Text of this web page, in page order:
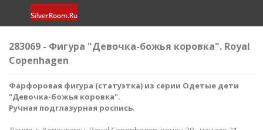
283069 - Фигура "Девочка-божья коровка​". Royal
Copenhagen
Фарфоровая фигура (статуэтка) из серии Одетые дети
"Девочка-божья коровка​".
Ручная подглазурная роспись.